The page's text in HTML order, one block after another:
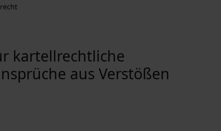
kartellrechtliche
aus Verstößen